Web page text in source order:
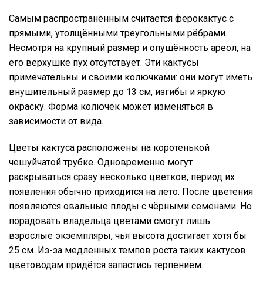
Самым распространённым считается ферокактус с
прямыми, утолщёнными треугольными рёбрами.
Несмотря на крупный размер и опушённость ареол, на
его верхушке пух отсутствует. Эти кактусы
примечательны и своими колючками: они могут иметь
внушительный размер до 13 см, изгибы и яркую
окраску. Форма колючек может изменяться в
зависимости от вида.
Цветы кактуса расположены на коротенькой
чешуйчатой трубке. Одновременно могут
раскрываться сразу несколько цветков, период их
появления обычно приходится на лето. После цветения
появляются овальные плоды с чёрными семенами. Но
порадовать владельца цветами смогут лишь
взрослые экземпляры, чья высота достигает хотя бы
25 см. Из-за медленных темпов роста таких кактусов
цветоводам придётся запастись терпением.